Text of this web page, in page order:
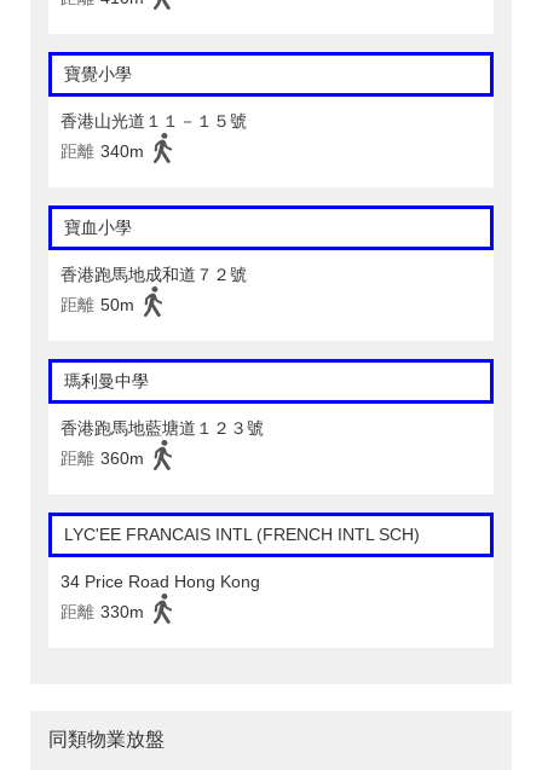
寶覺小學
香港山光道１１－１５號
距離 340m
寶血小學
香港跑馬地成和道７２號
距離 50m
瑪利曼中學
香港跑馬地藍塘道１２３號
距離 360m
LYC'EE FRANCAIS INTL (FRENCH INTL SCH)
34 Price Road Hong Kong
距離 330m
同類物業放盤